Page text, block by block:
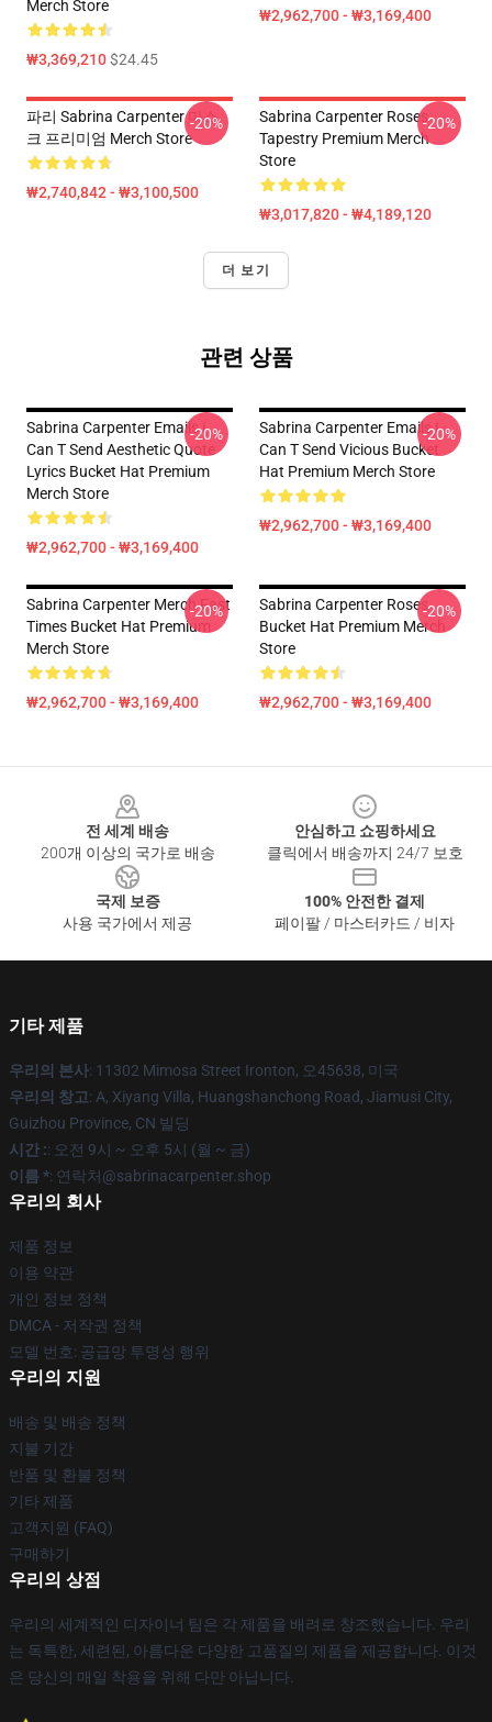
Merch Store
₩3,369,210$24.45
₩2,962,700 - ₩3,169,400
파리 Sabrina Carpenter 마스
크 프리미엄 Merch Store
₩2,740,842 - ₩3,100,500
-20%
Sabrina Carpenter Roses
Tapestry Premium Merch
Store
₩3,017,820 - ₩4,189,120
-20%
더 보기
관련 상품
Sabrina Carpenter Emails I
Can T Send Aesthetic Quote
Lyrics Bucket Hat Premium
Merch Store
₩2,962,700 - ₩3,169,400
-20%
Sabrina Carpenter Emails I
Can T Send Vicious Bucket
Hat Premium Merch Store
₩2,962,700 - ₩3,169,400
-20%
Sabrina Carpenter Merch Fast
Times Bucket Hat Premium
Merch Store
₩2,962,700 - ₩3,169,400
-20%
Sabrina Carpenter Roses
Bucket Hat Premium Merch
Store
₩2,962,700 - ₩3,169,400
-20%
전 세계 배송
200개 이상의 국가로 배송
안심하고 쇼핑하세요
클릭에서 배송까지 24/7 보호
국제 보증
사용 국가에서 제공
100% 안전한 결제
페이팔 / 마스터카드 / 비자
기타 제품
우리의 본사: 11302 Mimosa Street Ironton, 오45638, 미국
우리의 창고: A, Xiyang Villa, Huangshanchong Road, Jiamusi City,
Guizhou Province, CN 빌딩
시간 :: 오전 9시 ~ 오후 5시 (월 ~ 금)
이름 *: 연락처@sabrinacarpenter.shop
우리의 회사
제품 정보
이용 약관
개인 정보 정책
DMCA - 저작권 정책
모델 번호: 공급망 투명성 행위
우리의 지원
배송 및 배송 정책
지불 기간
반품 및 환불 정책
기타 제품
고객지원 (FAQ)
구매하기
우리의 상점
우리의 세계적인 디자이너 팀은 각 제품을 배려로 창조했습니다. 우리
는 독특한, 세련된, 아름다운 다양한 고품질의 제품을 제공합니다. 이것
은 당신의 매일 착용을 위해 다만 아닙니다.